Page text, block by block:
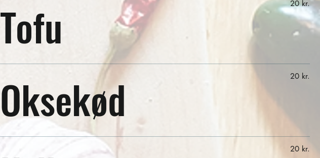
Tofu 20 kr.
Oksekød 20 kr.
20 kr.